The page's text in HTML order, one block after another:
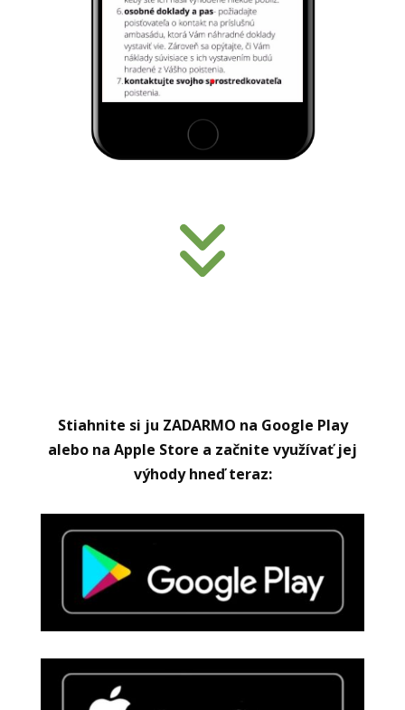
Stiahnite si ju ZADARMO na Google Play
alebo na Apple Store a začnite využívať jej
výhody hneď teraz: